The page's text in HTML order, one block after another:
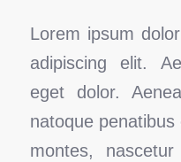
Lorem ipsum
adipiscing elit.
eget dolor.
natoque
montes,